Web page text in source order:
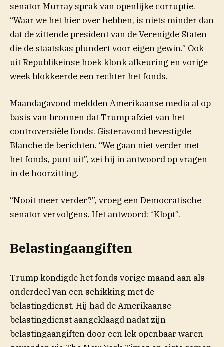
senator Murray sprak van openlijke corruptie.
“Waar we het hier over hebben, is niets minder dan
dat de zittende president van de Verenigde Staten
die de staatskas plundert voor eigen gewin.” Ook
uit Republikeinse hoek klonk afkeuring en vorige
week blokkeerde een rechter het fonds.
Maandagavond meldden Amerikaanse media al op
basis van bronnen dat Trump afziet van het
controversiële fonds. Gisteravond bevestigde
Blanche de berichten. “We gaan niet verder met
het fonds, punt uit”, zei hij in antwoord op vragen
in de hoorzitting.
“Nooit meer verder?”, vroeg een Democratische
senator vervolgens. Het antwoord: “Klopt”.
Belastingaangiften
Trump kondigde het fonds vorige maand aan als
onderdeel van een schikking met de
belastingdienst. Hij had de Amerikaanse
belastingdienst aangeklaagd nadat zijn
belastingaangiften door een lek openbaar waren